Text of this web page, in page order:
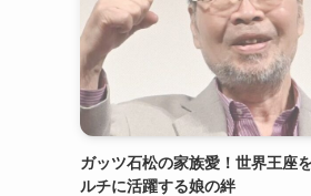
ガッツ石松の家族愛！世界王座
ルチに活躍する娘の絆